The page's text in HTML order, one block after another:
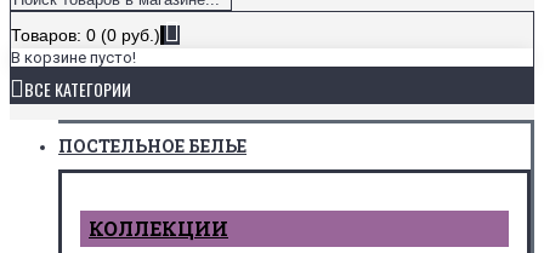
Товаров: 0 (0 руб.)
В корзине пусто!
ВСЕ КАТЕГОРИИ
ПОСТЕЛЬНОЕ БЕЛЬЕ
КОЛЛЕКЦИИ